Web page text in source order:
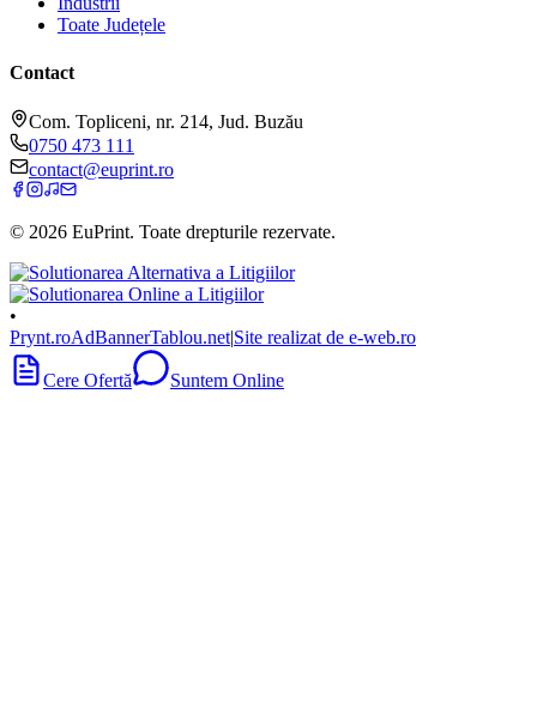
Toate Județele
Contact
Com. Topliceni, nr. 214, Jud. Buzău
0750 473 111
contact@euprint.ro
© 2026 EuPrint. Toate drepturile rezervate.
•
Prynt.roAdBannerTablou.net|Site realizat de e-web.ro
Cere Ofertă Suntem Online